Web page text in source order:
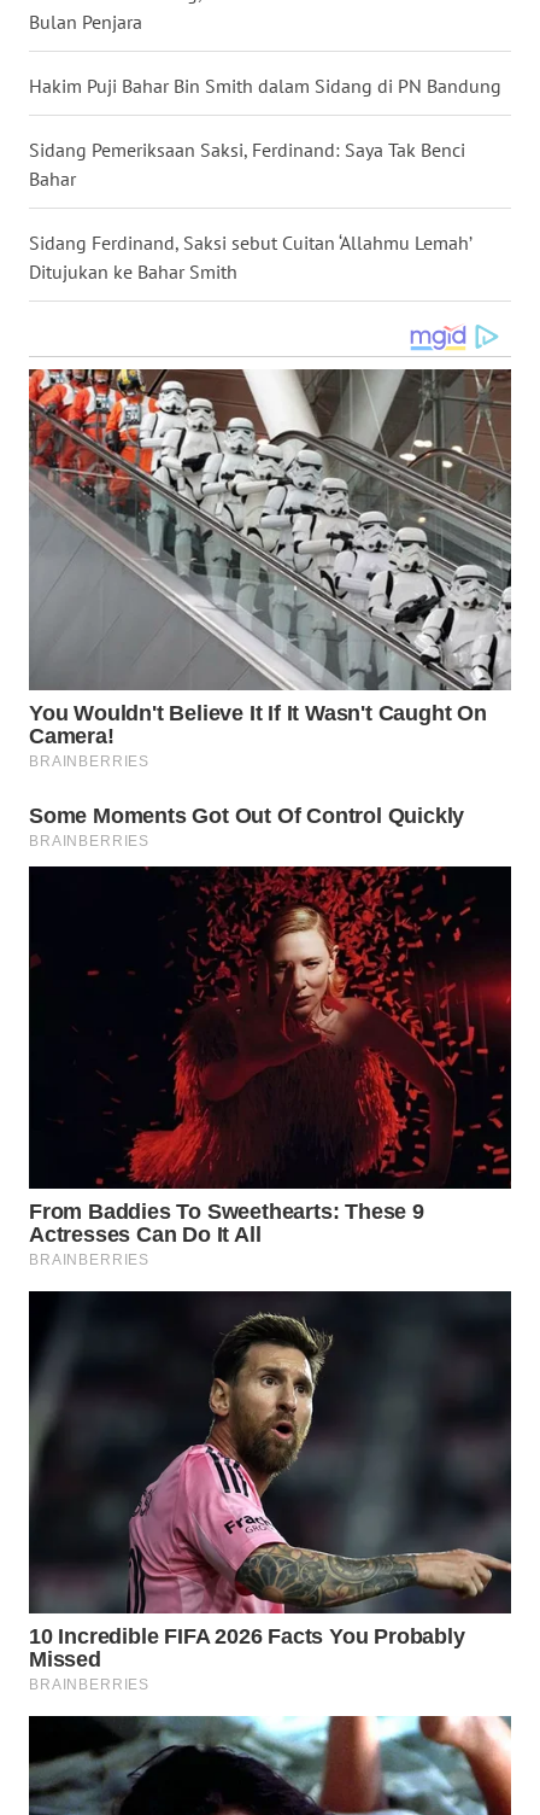
Bulan Penjara
Hakim Puji Bahar Bin Smith dalam Sidang di PN Bandung
Sidang Pemeriksaan Saksi, Ferdinand: Saya Tak Benci
Bahar
Sidang Ferdinand, Saksi sebut Cuitan ‘Allahmu Lemah’
Ditujukan ke Bahar Smith
WN
NUSANTARA
WN
JOGJA
WN
JATIM
WN
WN
KALBAR
WN
KALTENG
WN
KALTARA
WN
KALTIM
WN
SULUT
MALUKU
WN
MALUT
WN
WN
TAPANULI
SELATAN
WN
TANJUNG